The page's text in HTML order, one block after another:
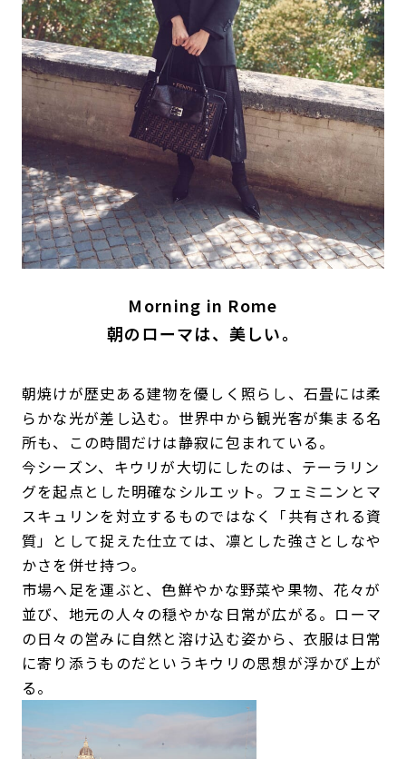
Morning in Rome
朝のローマは、美しい。
朝焼けが歴史ある建物を優しく照らし、石畳には柔
らかな光が差し込む。世界中から観光客が集まる名
所も、この時間だけは静寂に包まれている。
今シーズン、キウリが大切にしたのは、テーラリン
グを起点とした明確なシルエット。フェミニンとマ
スキュリンを対立するものではなく「共有される資
質」として捉えた仕立ては、凛とした強さとしなや
かさを併せ持つ。
市場へ足を運ぶと、色鮮やかな野菜や果物、花々が
並び、地元の人々の穏やかな日常が広がる。ローマ
の日々の営みに自然と溶け込む姿から、衣服は日常
に寄り添うものだというキウリの思想が浮かび上が
る。